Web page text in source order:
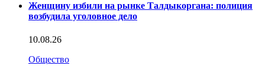
Женщину избили на рынке Талдыкоргана: полиция
возбудила уголовное дело
10.08.26
Общество